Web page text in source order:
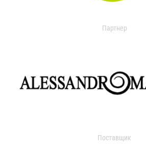
Партнер
Поставщик